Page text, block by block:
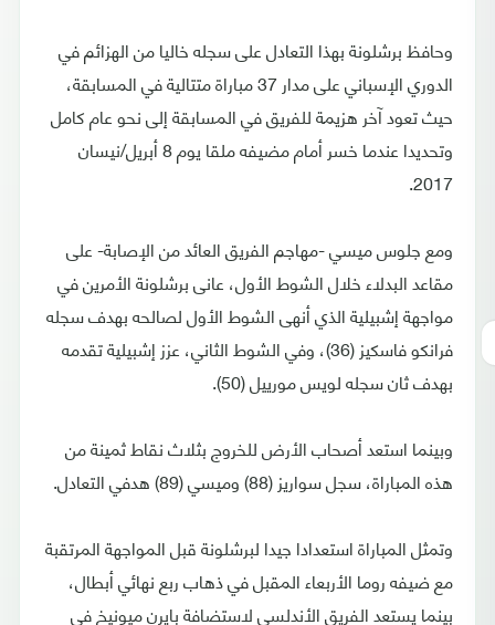
وحافظ برشلونة بهذا التعادل على سجله خاليا من الهزائم في
الدوري الإسباني على مدار 37 مباراة متتالية في المسابقة،
حيث تعود آخر هزيمة للفريق في المسابقة إلى نحو عام كامل
وتحديدا عندما خسر أمام مضيفه ملقا يوم 8 أبريل/نيسان
2017.
ومع جلوس ميسي -مهاجم الفريق العائد من الإصابة- على
مقاعد البدلاء خلال الشوط الأول، عانى برشلونة الأمرين في
مواجهة إشبيلية الذي أنهى الشوط الأول لصالحه بهدف سجله
فرانكو فاسكيز (36)، وفي الشوط الثاني، عزز إشبيلية تقدمه
بهدف ثان سجله لويس مورييل (50).
وبينما استعد أصحاب الأرض للخروج بثلاث نقاط ثمينة من
هذه المباراة، سجل سواريز (88) وميسي (89) هدفي التعادل.
وتمثل المباراة استعدادا جيدا لبرشلونة قبل المواجهة المرتقبة
مع ضيفه روما الأربعاء المقبل في ذهاب ربع نهائي أبطال،
بينما يستعد الفريق الأندلسي لاستضافة بايرن ميونيخ في